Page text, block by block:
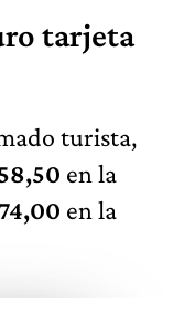
tarjeta
turista,
en la
en la